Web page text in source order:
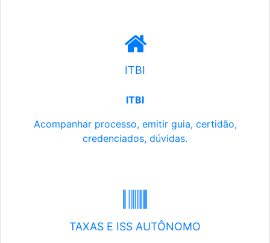
ITBI
ITBI
Acompanhar processo, emitir guia, certidão,
credenciados, dúvidas.
TAXAS E ISS AUTÔNOMO